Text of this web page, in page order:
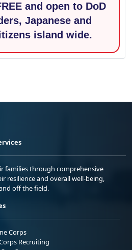
and open to DoD
Japanese and
island wide.
families through comprehensive
resilience and overall well-being,
off the field.
Corps
Recruiting